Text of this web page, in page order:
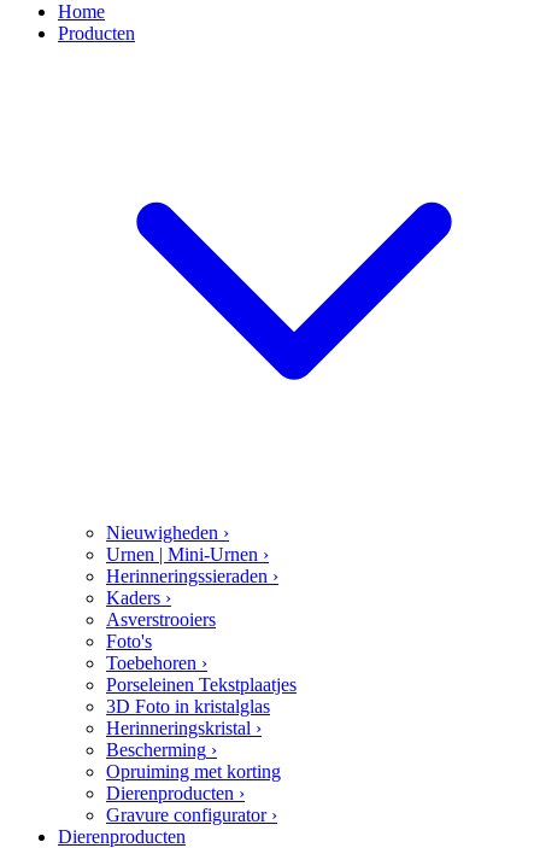
Home
Producten
Nieuwigheden ›
Urnen | Mini-Urnen ›
Herinneringssieraden ›
Kaders ›
Asverstrooiers
Foto's
Toebehoren ›
Porseleinen Tekstplaatjes
3D Foto in kristalglas
Herinneringskristal ›
Bescherming ›
Opruiming met korting
Dierenproducten ›
Gravure configurator ›
Dierenproducten